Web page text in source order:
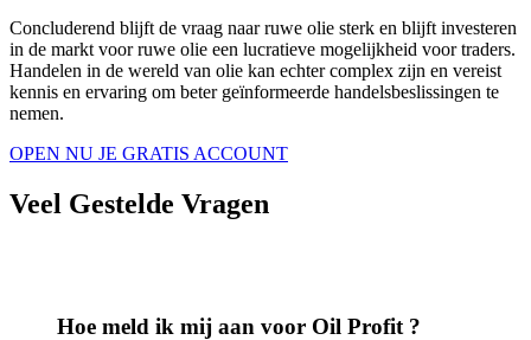
Concluderend blijft de vraag naar ruwe olie sterk en blijft investeren
in de markt voor ruwe olie een lucratieve mogelijkheid voor traders.
Handelen in de wereld van olie kan echter complex zijn en vereist
kennis en ervaring om beter geïnformeerde handelsbeslissingen te
nemen.
OPEN NU JE GRATIS ACCOUNT
Veel Gestelde Vragen
Hoe meld ik mij aan voor Oil Profit ?